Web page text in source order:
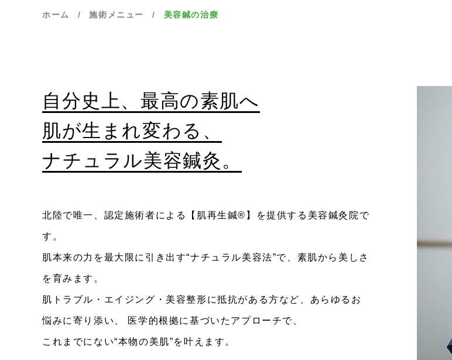
ホーム / 施術メニュー / 美容鍼の治療
自分史上、最高の素肌へ
肌が生まれ変わる、
ナチュラル美容鍼灸。
北陸で唯一、認定施術者による【肌再生鍼®】を提供する美容鍼灸院で
す。
肌本来の力を最大限に引き出す“ナチュラル美容法”で、素肌から美しさ
を育みます。
肌トラブル・エイジング・美容整形に抵抗がある方など、あらゆるお
悩みに寄り添い、 医学的根拠に基づいたアプローチで、
これまでにない“本物の美肌”を叶えます。